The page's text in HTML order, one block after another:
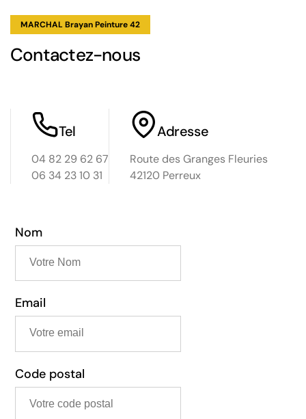
MARCHAL Brayan Peinture 42
Contactez-nous
Tel
04 82 29 62 67
06 34 23 10 31
Adresse
Route des Granges Fleuries
42120 Perreux
Nom
Email
Code postal